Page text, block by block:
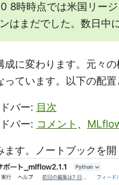
8時時点では米国リー
はまだでした。数日中
成に変わります。元々
っています。以下の配置
バー: 目次
バー: コメント 、
ます。ノートブックを